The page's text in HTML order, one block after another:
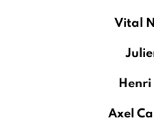
Vital
Axel